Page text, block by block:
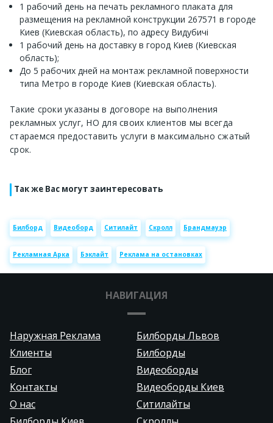
1 рабочий день на печать рекламного плаката для
размещения на рекламной конструкции 267571 в городе
Киев (Киевская область), по адресу Видубичі
1 рабочий день на доставку в город Киев (Киевская
область);
До 5 рабочих дней на монтаж рекламной поверхности
типа Метро в городе Киев (Киевская область).
Такие сроки указаны в договоре на выполнения
рекламных услуг, НО для своих клиентов мы всегда
стараемся предоставить услуги в максимально сжатый
срок.
Так же Вас могут заинтересовать
Билборд Видеоборд Ситилайт Скролл Брандмауэр
Рекламная Арка Бэклайт Реклама на остановках
НАВИГАЦИЯ
Наружная Реклама
Билборды Львов
Клиенты
Билборды
Блог
Видеоборды
Контакты
Видеоборды Киев
О нас
Ситилайты